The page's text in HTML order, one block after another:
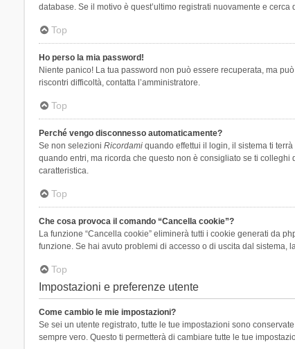
database. Se il motivo è quest’ultimo registrati nuovamente e
Top
Ho perso la mia password!
Niente panico! La tua password non può essere recuperata, ma
riscontri difficoltà, contatta l’amministratore.
Top
Perché vengo disconnesso automaticamente?
Se non selezioni Ricordamiquando effettui il login, il sistema ti
quando entri, ma ricorda che questo non è consigliato se ti
caratteristica.
Top
Che cosa provoca il comando “Cancella cookie”?
La funzione “Cancella cookie” eliminerà tutti i cookie generati da
funzione. Se hai avuto problemi di accesso o di uscita dal
Top
Impostazioni e preferenze utente
Come cambio le mie impostazioni?
Se sei un utente registrato, tutte le tue impostazioni sono
sempre vero. Questo ti permetterà di cambiare tutte le tue